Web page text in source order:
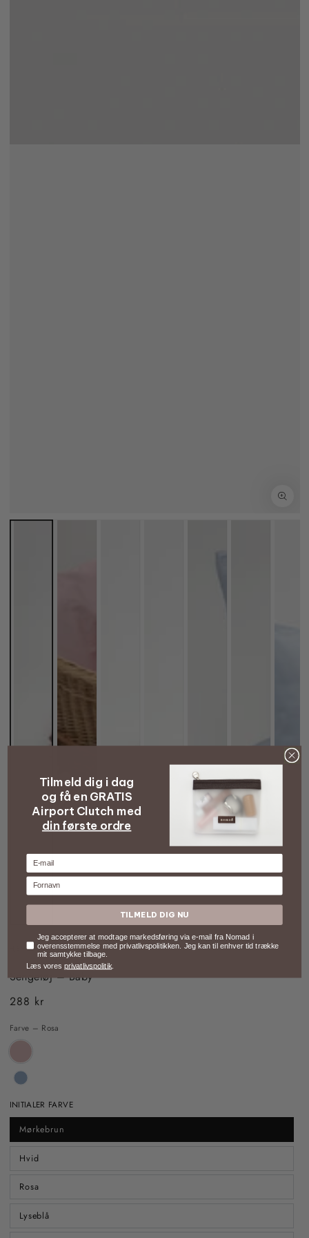
HJEM /SENGETØJ TIL BABYER
Sengetøj – Baby
Almindelig
288 kr
Farve – Rosa
INITIALER FARVE
Mørkebrun
Hvid
Rosa
Lyseblå
Tilmeld dig i dag
og få en GRATIS
Airport Clutch med
din første ordre
E-mail
Fornavn
TILMELD DIG NU
Samtykke
Jeg accepterer at modtage markedsføring via e-mail fra Nomad i
overensstemmelse med privatlivspolitikken. Jeg kan til enhver tid trække
mit samtykke tilbage.
Læs vores privatlivspolitik